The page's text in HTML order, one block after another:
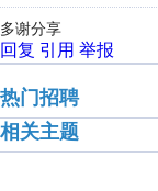
多谢分享
回复 引用 举报
热门招聘
相关主题